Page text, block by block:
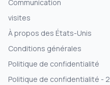
Communication
visites
À propos des États-Unis
Conditions générales
Politique de confidentialité
Politique de confidentialité - 2